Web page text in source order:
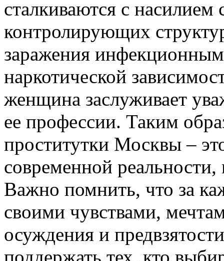
сталкиваются с
контролирующих
заражения
наркотической
женщина заслуживает
ее профессии. Таким
проститутки Москвы –
современной
Важно помнить, что за
своими чувствами,
осуждения и
поддержать тех, кто